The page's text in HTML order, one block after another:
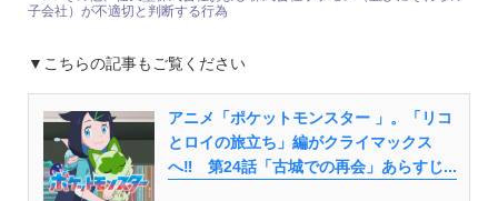
子会社）が不適切と判断する行為
▼こちらの記事もご覧ください
アニメ「ポケットモンスター 」。「リコ
とロイの旅立ち」編がクライマックス
へ‼ 第24話「古城での再会」あらすじ...